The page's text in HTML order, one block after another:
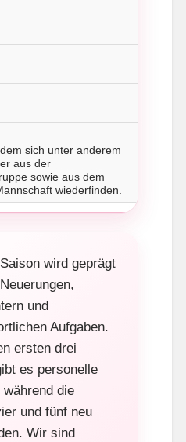
sich unter anderem
aus der
sowie aus dem
wiederfinden.
wird geprägt
und
Aufgaben.
ersten drei
es personelle
während die
und fünf neu
Wir sind